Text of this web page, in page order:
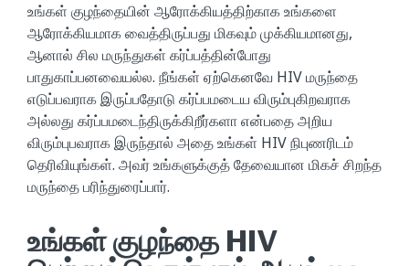
உங்கள் குழந்தையின் ஆரோக்கியத்திற்காக உங்களை
ஆரோக்கியமாக வைத்திருப்பது மிகவும் முக்கியமானது,
ஆனால் சில மருந்துகள் கர்ப்பத்தின்போது
பாதுகாப்பனவையல்ல. நீங்கள் ஏற்கெனவே HIV மருந்தை
எடுப்பவராக இருப்பதோடு கர்ப்பமடைய விரும்புகிறவராக
அல்லது கர்ப்பமடைந்திருக்கிறீர்களா என்பதை அறிய
விரும்புபவராக இருந்தால் அதை உங்கள் HIV நிபுணரிடம்
தெரிவியுங்கள். அவர் உங்களுக்குத் தேவையான மிகச் சிறந்த
மருந்தை பரிந்துரைப்பார்.
உங்கள் குழந்தை HIV